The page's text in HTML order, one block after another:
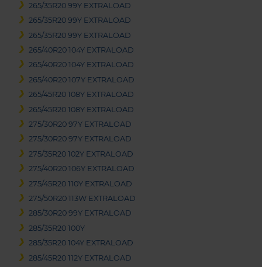
265/35R20 99Y EXTRALOAD
265/35R20 99Y EXTRALOAD
265/35R20 99Y EXTRALOAD
265/40R20 104Y EXTRALOAD
265/40R20 104Y EXTRALOAD
265/40R20 107Y EXTRALOAD
265/45R20 108Y EXTRALOAD
265/45R20 108Y EXTRALOAD
275/30R20 97Y EXTRALOAD
275/30R20 97Y EXTRALOAD
275/35R20 102Y EXTRALOAD
275/40R20 106Y EXTRALOAD
275/45R20 110Y EXTRALOAD
275/50R20 113W EXTRALOAD
285/30R20 99Y EXTRALOAD
285/35R20 100Y
285/35R20 104Y EXTRALOAD
285/45R20 112Y EXTRALOAD